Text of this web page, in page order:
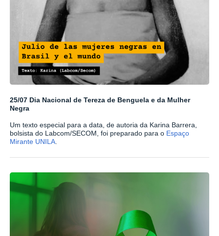
25/07 Dia Nacional de Tereza de Benguela e da Mulher
Negra
Um texto especial para a data, de autoria da Karina Barrera,
bolsista do Labcom/SECOM, foi preparado para o Espaço
Mirante UNILA.